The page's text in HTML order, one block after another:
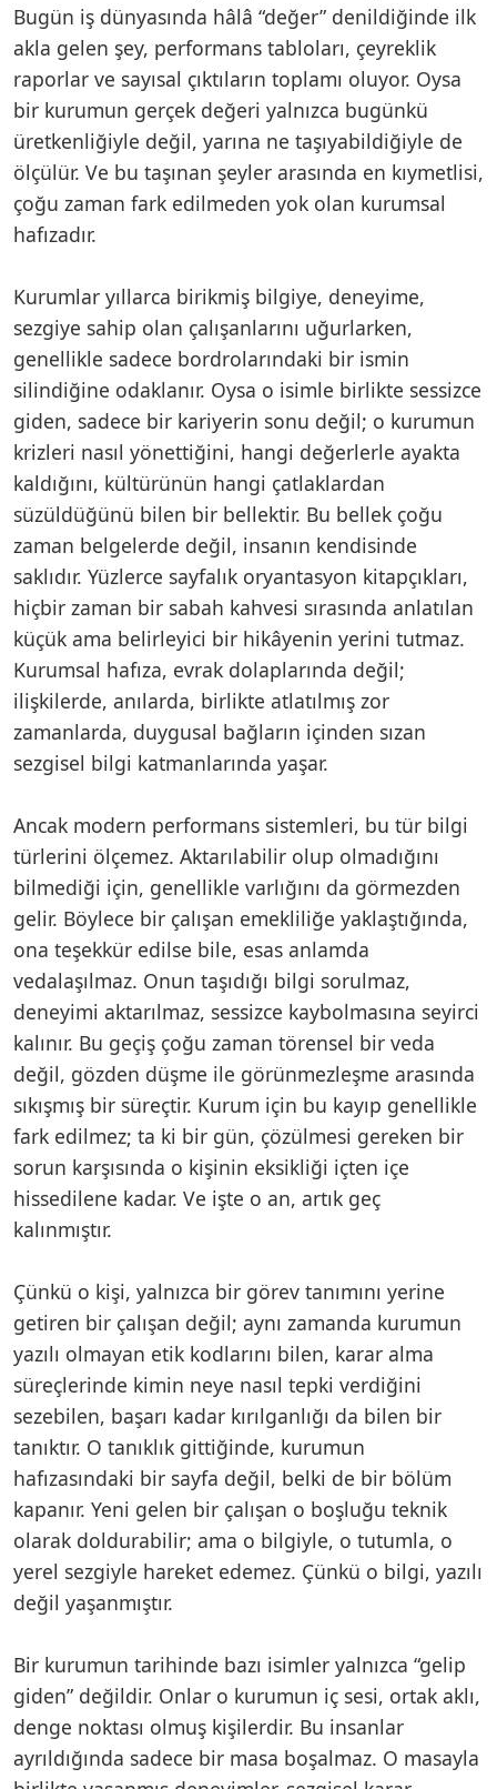
Bugün iş dünyasında hâlâ “değer” denildiğinde ilk
akla gelen şey, performans tabloları, çeyreklik
raporlar ve sayısal çıktıların toplamı oluyor. Oysa
bir kurumun gerçek değeri yalnızca bugünkü
üretkenliğiyle değil, yarına ne taşıyabildiğiyle de
ölçülür. Ve bu taşınan şeyler arasında en kıymetlisi,
çoğu zaman fark edilmeden yok olan kurumsal
hafızadır.
Kurumlar yıllarca birikmiş bilgiye, deneyime,
sezgiye sahip olan çalışanlarını uğurlarken,
genellikle sadece bordrolarındaki bir ismin
silindiğine odaklanır. Oysa o isimle birlikte sessizce
giden, sadece bir kariyerin sonu değil; o kurumun
krizleri nasıl yönettiğini, hangi değerlerle ayakta
kaldığını, kültürünün hangi çatlaklardan
süzüldüğünü bilen bir bellektir. Bu bellek çoğu
zaman belgelerde değil, insanın kendisinde
saklıdır. Yüzlerce sayfalık oryantasyon kitapçıkları,
hiçbir zaman bir sabah kahvesi sırasında anlatılan
küçük ama belirleyici bir hikâyenin yerini tutmaz.
Kurumsal hafıza, evrak dolaplarında değil;
ilişkilerde, anılarda, birlikte atlatılmış zor
zamanlarda, duygusal bağların içinden sızan
sezgisel bilgi katmanlarında yaşar.
Ancak modern performans sistemleri, bu tür bilgi
türlerini ölçemez. Aktarılabilir olup olmadığını
bilmediği için, genellikle varlığını da görmezden
gelir. Böylece bir çalışan emekliliğe yaklaştığında,
ona teşekkür edilse bile, esas anlamda
vedalaşılmaz. Onun taşıdığı bilgi sorulmaz,
deneyimi aktarılmaz, sessizce kaybolmasına seyirci
kalınır. Bu geçiş çoğu zaman törensel bir veda
değil, gözden düşme ile görünmezleşme arasında
sıkışmış bir süreçtir. Kurum için bu kayıp genellikle
fark edilmez; ta ki bir gün, çözülmesi gereken bir
sorun karşısında o kişinin eksikliği içten içe
hissedilene kadar. Ve işte o an, artık geç
kalınmıştır.
Çünkü o kişi, yalnızca bir görev tanımını yerine
getiren bir çalışan değil; aynı zamanda kurumun
yazılı olmayan etik kodlarını bilen, karar alma
süreçlerinde kimin neye nasıl tepki verdiğini
sezebilen, başarı kadar kırılganlığı da bilen bir
tanıktır. O tanıklık gittiğinde, kurumun
hafızasındaki bir sayfa değil, belki de bir bölüm
kapanır. Yeni gelen bir çalışan o boşluğu teknik
olarak doldurabilir; ama o bilgiyle, o tutumla, o
yerel sezgiyle hareket edemez. Çünkü o bilgi, yazılı
değil yaşanmıştır.
Bir kurumun tarihinde bazı isimler yalnızca “gelip
giden” değildir. Onlar o kurumun iç sesi, ortak aklı,
denge noktası olmuş kişilerdir. Bu insanlar
ayrıldığında sadece bir masa boşalmaz. O masayla